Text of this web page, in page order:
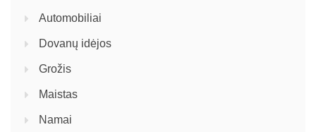
Automobiliai
Dovanų idėjos
Grožis
Maistas
Namai